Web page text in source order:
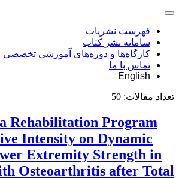
فهرست نشریات
سامانه نشر کتاب
کارگاه‌ها و دوره‌های آموزشی تخصصی
تماس با ما
English
تعداد مقالات: 50
Rehabilitation Program
Intensity on Dynamic
Extremity Strength in
Osteoarthritis after Total